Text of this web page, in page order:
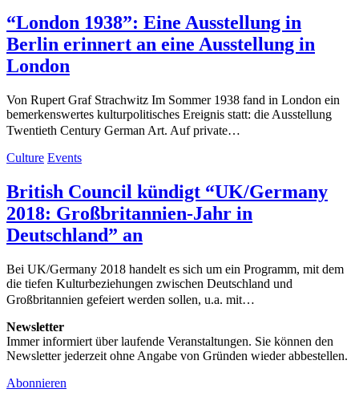
“London 1938”: Eine Ausstellung in
Berlin erinnert an eine Ausstellung in
London
Von Rupert Graf Strachwitz Im Sommer 1938 fand in London ein
bemerkenswertes kulturpolitisches Ereignis statt: die Ausstellung
Twentieth Century German Art. Auf private…
Culture Events
British Council kündigt “UK/Germany
2018: Großbritannien-Jahr in
Deutschland” an
Bei UK/Germany 2018 handelt es sich um ein Programm, mit dem
die tiefen Kulturbeziehungen zwischen Deutschland und
Großbritannien gefeiert werden sollen, u.a. mit…
Newsletter
Immer informiert über laufende Veranstaltungen. Sie können den
Newsletter jederzeit ohne Angabe von Gründen wieder abbestellen.
Abonnieren